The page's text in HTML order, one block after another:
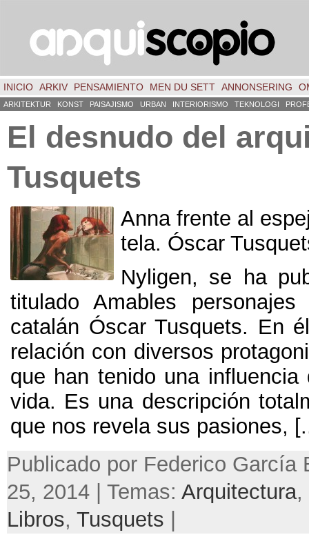
INICIO ARKIV PENSAMIENTO MEN DU SETT ANNONSERING
ARKITEKTUR KONST PAISAJISMO URBAN INTERIORISMO TEKNOLOGI
El desnudo del
Tusquets
Anna frente al
tela. Óscar
Nyligen, se ha
titulado Amables
catalán Óscar Tusquets. En
relación con diversos
que han tenido una
vida. Es una descripción
que nos revela sus pasiones,
Publicado por Federico García
25, 2014 | Temas: Arquitectura,
Libros, Tusquets